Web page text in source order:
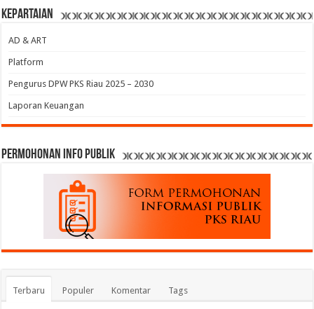
Kepartaian
AD & ART
Platform
Pengurus DPW PKS Riau 2025 – 2030
Laporan Keuangan
permohonan Info Publik
Terbaru Populer Komentar Tags